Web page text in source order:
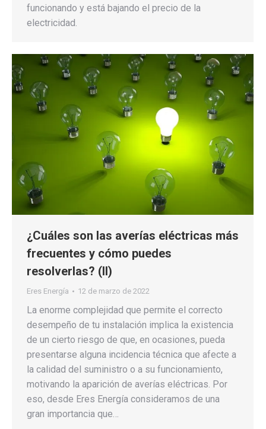
funcionando y está bajando el precio de la
electricidad.
¿Cuáles son las averías eléctricas más
frecuentes y cómo puedes
resolverlas? (II)
Eres Energía 12 de marzo de 2022
La enorme complejidad que permite el correcto
desempeño de tu instalación implica la existencia
de un cierto riesgo de que, en ocasiones, pueda
presentarse alguna incidencia técnica que afecte a
la calidad del suministro o a su funcionamiento,
motivando la aparición de averías eléctricas. Por
eso, desde Eres Energía consideramos de una
gran importancia que…